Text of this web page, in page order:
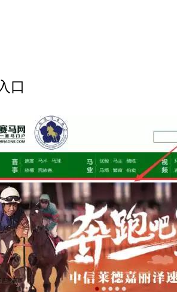
口